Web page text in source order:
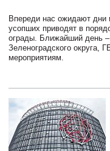
Впереди нас ожидают дни
усопших приводят в
ограды. Ближайший день
Зеленоградского округа,
мероприятиям.